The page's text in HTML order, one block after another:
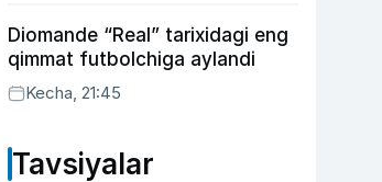
Diomande “Real” tarixidagi eng
qimmat futbolchiga aylandi
Kecha, 21:45
Tavsiyalar